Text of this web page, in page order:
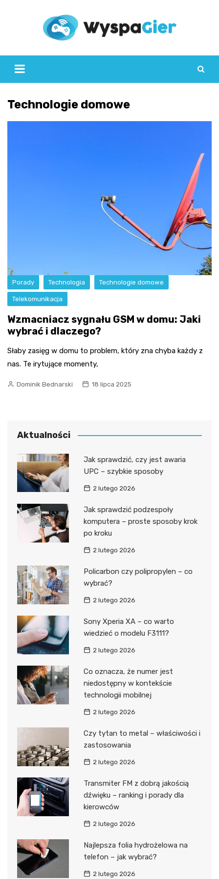
Technologie domowe
Porady Technologia Technologie domowe
Telekomunikacja
Wzmacniacz sygnału GSM w domu: Jaki
wybrać i dlaczego?
Słaby zasięg w domu to problem, który zna chyba każdy z
nas. Te irytujące momenty,
Dominik Bednarski 18 lipca 2025
Aktualności
Jak sprawdzić, czy jest awaria
UPC – szybkie sposoby
2 lutego 2026
Jak sprawdzić podzespoły
komputera – proste sposoby krok
po kroku
2 lutego 2026
Policarbon czy polipropylen – co
wybrać?
2 lutego 2026
Sony Xperia XA – co warto
wiedzieć o modelu F3111?
2 lutego 2026
Co oznacza, że numer jest
niedostępny w kontekście
technologii mobilnej
2 lutego 2026
Czy tytan to metal – właściwości i
zastosowania
2 lutego 2026
Transmiter FM z dobrą jakością
dźwięku – ranking i porady dla
kierowców
2 lutego 2026
Najlepsza folia hydrożelowa na
telefon – jak wybrać?
2 lutego 2026